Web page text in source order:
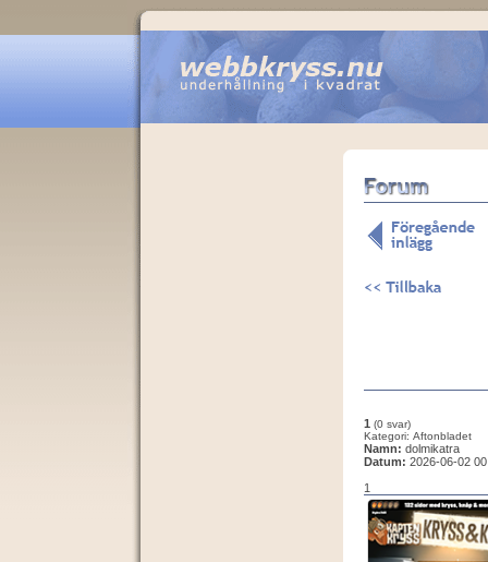
1 (0 svar)
Kategori: Aftonbladet
Namn: dolmikatra
Datum: 2026-06-02
1